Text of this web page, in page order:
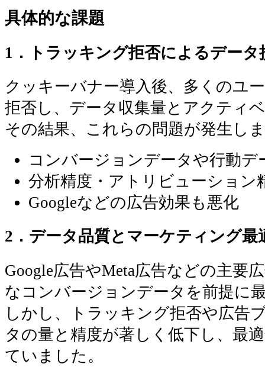
具体的な課題
1．トラッキング拒否によるデータ
クッキーバナー導入後、多くのユ
拒否し、データ収集量とアクティ
その結果、これらの問題が発生し
コンバージョンデータや行動デ
分析精度・アトリビューション
Googleなどの広告効果も悪化
2．データ品質とマーケティング最
Google広告やMeta広告などの主要
なコンバージョンデータを前提に
しかし、トラッキング拒否や広告
タの量と精度が著しく低下し、最
ていました。